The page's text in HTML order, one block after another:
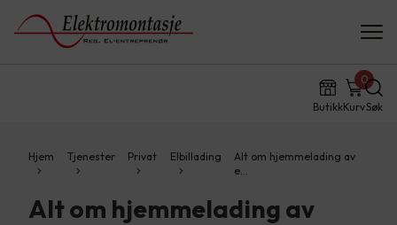
ButikkKurv
0
Søk
Hjem Tjenester Privat Elbillading
Alt om hjemmelading av
e…
Alt om hjemmelading av